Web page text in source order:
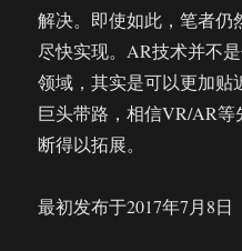
解决。即使如此，笔者仍
尽快实现。AR技术并不
领域，其实是可以更加贴
巨头带路，相信VR/AR
断得以拓展。
最初发布于2017年7月8日